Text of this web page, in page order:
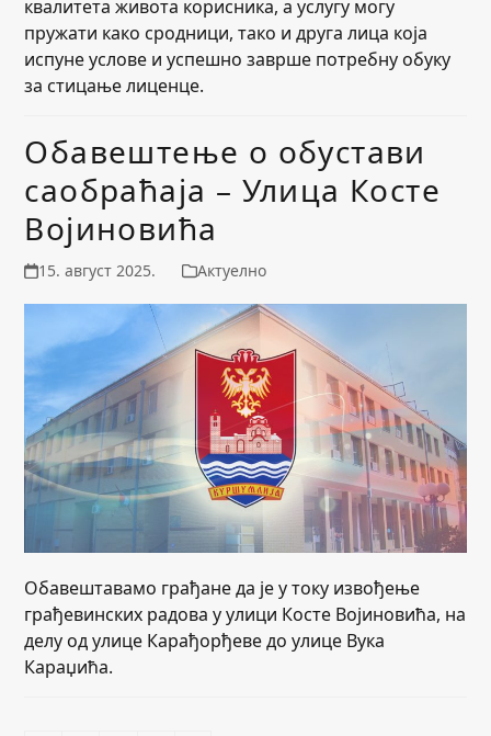
квалитета живота корисника, а услугу могу
пружати како сродници, тако и друга лица која
испуне услове и успешно заврше потребну обуку
за стицање лиценце.
Обавештење о обустави
саобраћаја – Улица Косте
Војиновића
15. август 2025. Актуелно
Обавештавамо грађане да је у току извођење
грађевинских радова у улици Косте Војиновића, на
делу од улице Карађорђеве до улице Вука
Караџића.